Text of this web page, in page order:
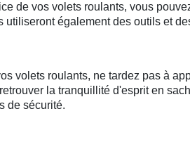
de vos volets roulants, vous
également des outils et
volets roulants, ne tardez pas à
la tranquillité d'esprit en
de sécurité.